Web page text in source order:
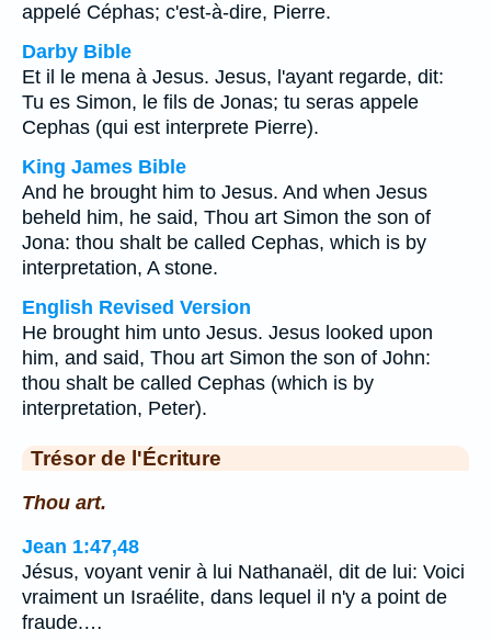
appelé Céphas; c'est-à-dire, Pierre.
Darby Bible
Et il le mena à Jesus. Jesus, l'ayant regarde, dit:
Tu es Simon, le fils de Jonas; tu seras appele
Cephas (qui est interprete Pierre).
King James Bible
And he brought him to Jesus. And when Jesus
beheld him, he said, Thou art Simon the son of
Jona: thou shalt be called Cephas, which is by
interpretation, A stone.
English Revised Version
He brought him unto Jesus. Jesus looked upon
him, and said, Thou art Simon the son of John:
thou shalt be called Cephas (which is by
interpretation, Peter).
Trésor de l'Écriture
Thou art.
Jean 1:47,48
Jésus, voyant venir à lui Nathanaël, dit de lui: Voici
vraiment un Israélite, dans lequel il n'y a point de
fraude.…